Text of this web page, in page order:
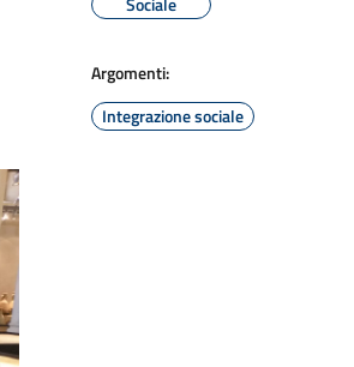
Argomenti:
Integrazione sociale